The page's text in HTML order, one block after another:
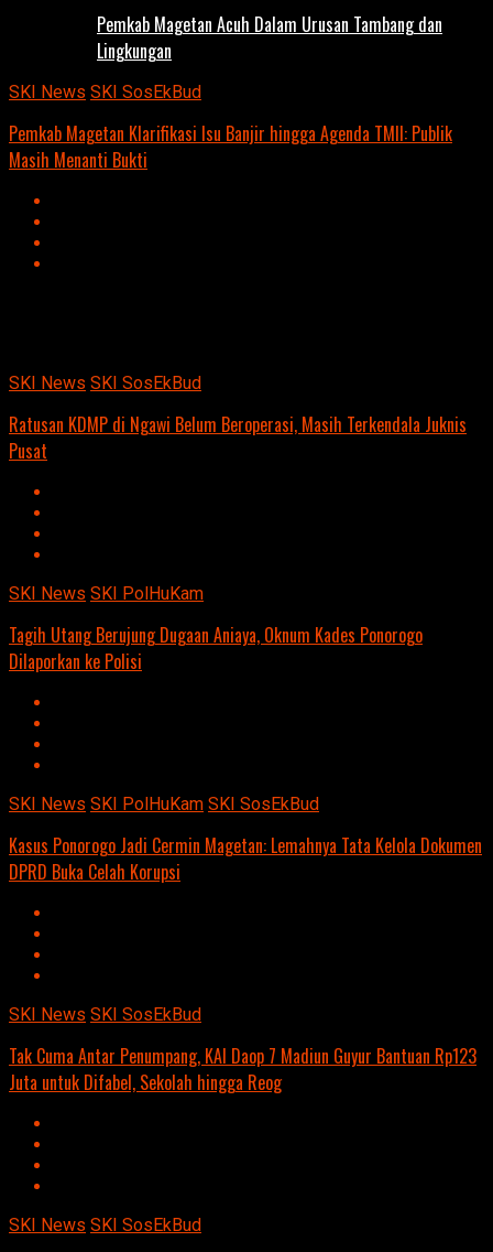
Pemkab Magetan Acuh Dalam Urusan Tambang dan
Lingkungan
SKI News SKI SosEkBud
Pemkab Magetan Klarifikasi Isu Banjir hingga Agenda TMII: Publik
Masih Menanti Bukti
SKI News SKI SosEkBud
Ratusan KDMP di Ngawi Belum Beroperasi, Masih Terkendala Juknis
Pusat
SKI News SKI PolHuKam
Tagih Utang Berujung Dugaan Aniaya, Oknum Kades Ponorogo
Dilaporkan ke Polisi
SKI News SKI PolHuKam SKI SosEkBud
Kasus Ponorogo Jadi Cermin Magetan: Lemahnya Tata Kelola Dokumen
DPRD Buka Celah Korupsi
SKI News SKI SosEkBud
Tak Cuma Antar Penumpang, KAI Daop 7 Madiun Guyur Bantuan Rp123
Juta untuk Difabel, Sekolah hingga Reog
SKI News SKI SosEkBud